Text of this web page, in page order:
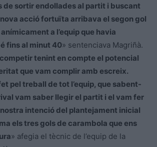
sortir endollades al partit i buscant
nova acció fortuïta arribava el segon gol
a l’equip que havia
fins al minut 40» sentenciava Magriñà.
tenint en compte el potencial
que vam complir amb escreix.
pel treball de tot l’equip, que sabent-
vam saber llegir el partit i el vam fer
intenció del plantejament inicial
els tres gols de carambola que ens
» afegia el tècnic de l’equip de la